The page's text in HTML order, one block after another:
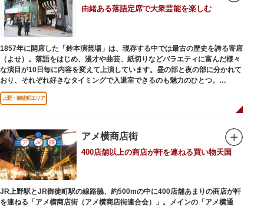
【撞球室】
当時の日本では非常に珍しいスイスの山小屋風の撞球室（ビリヤード場）
で、洋館から地下道でつながっています。通常は非公開ですが、毎月15日
（10月のみ10/16）に先着順で限定公開されています。
【和館大広間】
洋館に併置された名棟 梁大河喜十郎の手によるものと伝えられている書院造
りの和館で、当時は550坪に及ぶ洋館を遥かにしのぐ規模でしたが、現在は
冠婚葬祭などに使われていた大広間の1棟だけが残っています。
を一部踏襲している広大な庭は、建築様式同様に和洋併置式とされ、「芝
庭」をもつ近代庭園の初期の形を残しています。江戸時代の石碑や手水鉢、
庭石などが見られ、煉瓦塀を含めた敷地全体が重要文化財に指定されていま
す。
由緒ある落語定席で大衆芸能を楽しむ
1857年に開席した「鈴本演芸場」は、現存する中では最古の歴史を誇る寄席
（よせ）。落語をはじめ、漫才や曲芸、紙切りなどバラエティに富んだ様々
な演目が10日毎に内容を変えて上演しています。昼の部と夜の部に分かれて
おり、それぞれ好きなタイミングで入退室できるのも魅力のひとつ。
上演中は飲食も可能です。おすすめは売店で購入できる、お箸で切れるやわ
らかさで有名な「上野 井泉本店」のかつサンド。お弁当やお菓子を食べたり
上野・御徒町エリア
アメ横商店街
400店舗以上の商店が軒を連ねる買い物天国
JR上野駅とJR御徒町駅の線路脇、約500mの中に400店舗あまりの商店が軒
を連ねる「アメ横商店街（アメ横商店街連合会）」。メインの「アメ横通